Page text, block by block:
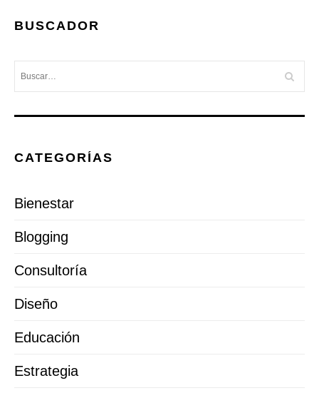
BUSCADOR
CATEGORÍAS
Bienestar
Blogging
Consultoría
Diseño
Educación
Estrategia